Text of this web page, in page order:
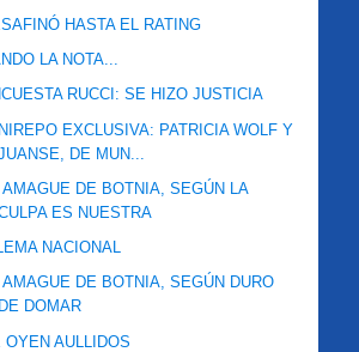
HASTA EL RATING
LA NOTA...
RUCCI: SE HIZO JUSTICIA
EXCLUSIVA: PATRICIA WOLF Y
DE MUN...
AMAGUE DE BOTNIA, SEGÚN LA
ES NUESTRA
NACIONAL
AMAGUE DE BOTNIA, SEGÚN DURO
DOMAR
OYEN AULLIDOS